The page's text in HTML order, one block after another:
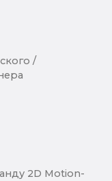
/
2D Motion-